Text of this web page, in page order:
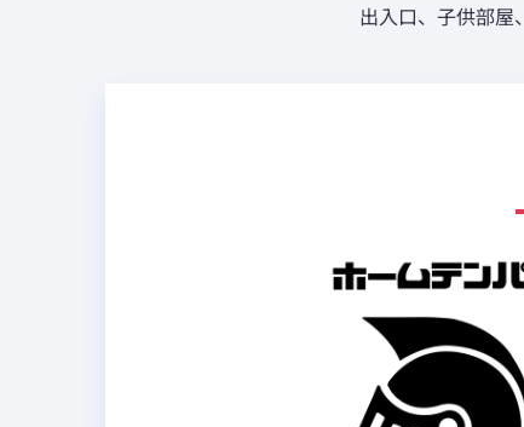
出入口、子供部屋